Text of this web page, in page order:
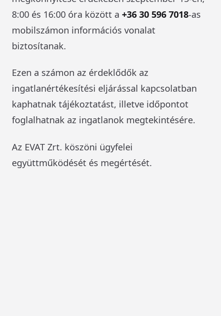
8:00 és 16:00 óra között a +36 30 596 7018-as
mobilszámon információs vonalat
biztosítanak.
Ezen a számon az érdeklődők az
ingatlanértékesítési eljárással kapcsolatban
kaphatnak tájékoztatást, illetve időpontot
foglalhatnak az ingatlanok megtekintésére.
Az EVAT Zrt. köszöni ügyfelei
együttműködését és megértését.